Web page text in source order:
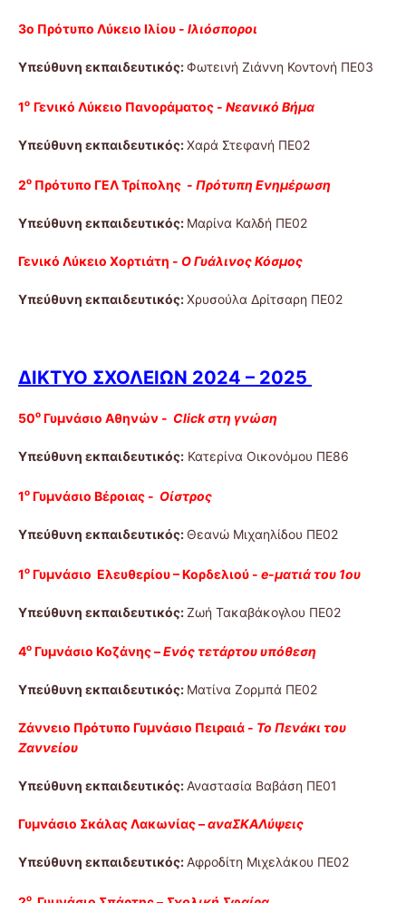
3ο Πρότυπο Λύκειο Ιλίου - Ιλιόσποροι
Υπεύθυνη εκπαιδευτικός:Φωτεινή Ζιάννη Κοντονή ΠΕ03
1ο Γενικό Λύκειο Πανοράματος - Νεανικό Βήμα
Υπεύθυνη εκπαιδευτικός:Χαρά Στεφανή ΠΕ02
2ο Πρότυπο ΓΕΛ Τρίπολης - Πρότυπη Ενημέρωση
Υπεύθυνη εκπαιδευτικός: Μαρίνα Καλδή ΠΕ02
Γενικό Λύκειο Χορτιάτη - Ο Γυάλινος Κόσμος
Υπεύθυνη εκπαιδευτικός:Χρυσούλα Δρίτσαρη ΠΕ02
ΔΙΚΤΥΟ ΣΧΟΛΕΙΩΝ 2024 – 2025
50ο Γυμνάσιο Αθηνών - Click στη γνώση
Υπεύθυνη εκπαιδευτικός: Κατερίνα Οικονόμου ΠΕ86
1ο Γυμνάσιο Βέροιας - Οίστρος
Υπεύθυνη εκπαιδευτικός: Θεανώ Μιχαηλίδου ΠΕ02
1ο Γυμνάσιο Ελευθερίου – Κορδελιού - e-ματιά του 1ου
Υπεύθυνη εκπαιδευτικός:Ζωή Τακαβάκογλου ΠΕ02
4ο Γυμνάσιο Κοζάνης –Ενός τετάρτου υπόθεση
Υπεύθυνη εκπαιδευτικός: Ματίνα Ζορμπά ΠΕ02
Ζάννειο Πρότυπο Γυμνάσιο Πειραιά - Το Πενάκι του
Ζαννείου
Υπεύθυνη εκπαιδευτικός:Αναστασία Βαβάση ΠΕ01
Γυμνάσιο Σκάλας Λακωνίας –αναΣΚΑΛύψεις
Υπεύθυνη εκπαιδευτικός:Αφροδίτη Μιχελάκου ΠΕ02
ο